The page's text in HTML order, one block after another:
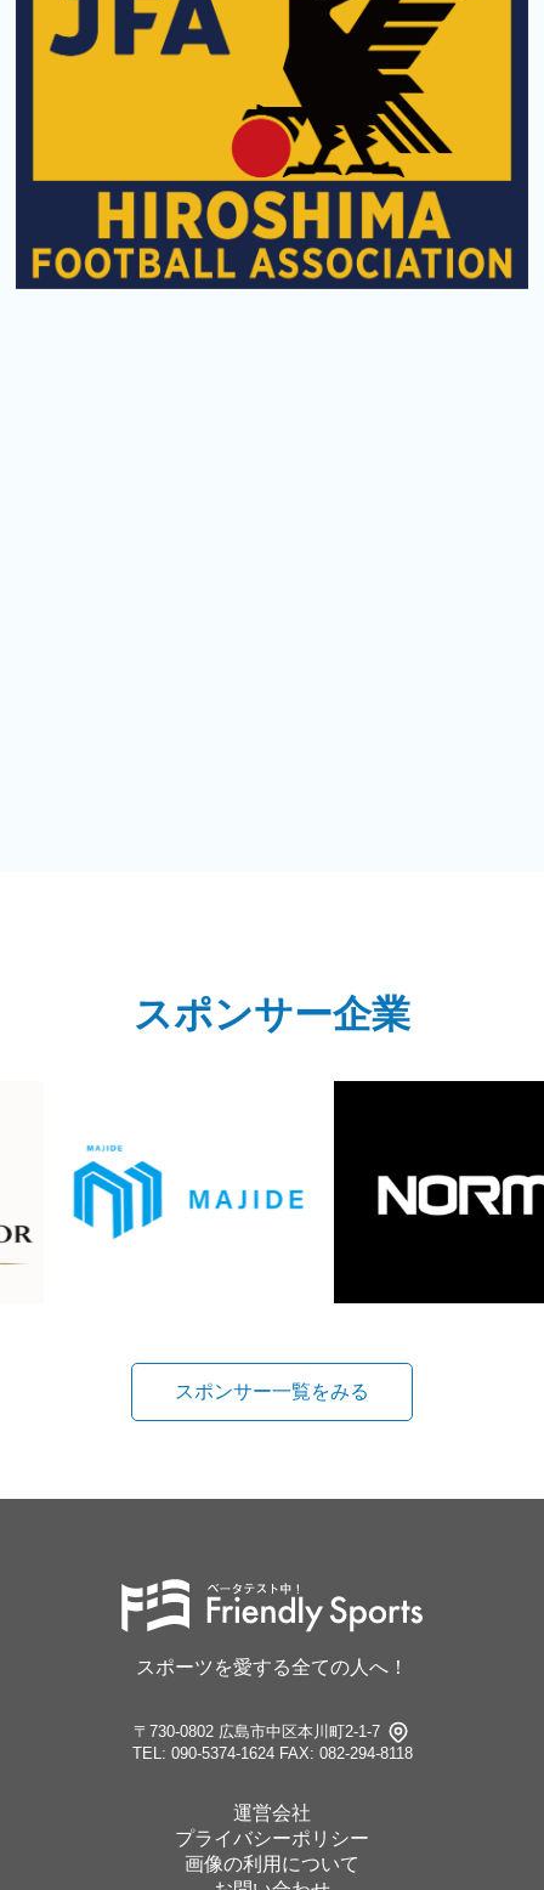
スポンサー企業
スポンサー一覧をみる
スポーツを愛する全ての人へ！
〒730-0802 広島市中区本川町2-1-7
TEL: 090-5374-1624 FAX: 082-294-8118
運営会社
プライバシーポリシー
画像の利用について